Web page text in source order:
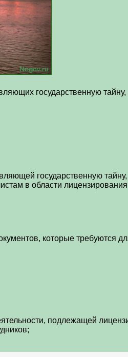
государственную
государственную тайну,
в области
которые требуются
подлежащей